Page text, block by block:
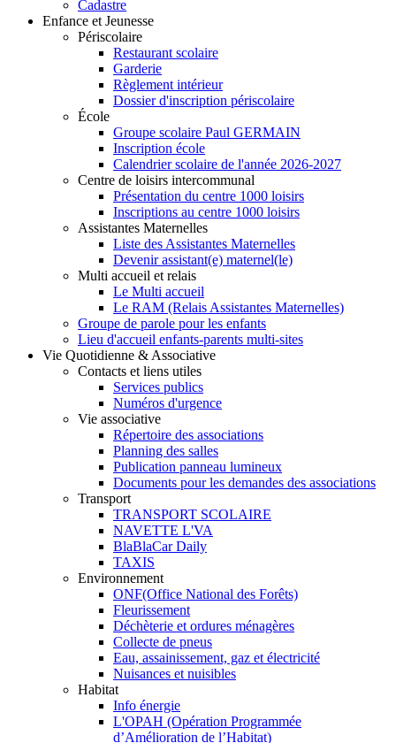
Cadastre
Enfance et Jeunesse
Périscolaire
Restaurant scolaire
Garderie
Règlement intérieur
Dossier d'inscription périscolaire
École
Groupe scolaire Paul GERMAIN
Inscription école
Calendrier scolaire de l'année 2026-2027
Centre de loisirs intercommunal
Présentation du centre 1000 loisirs
Inscriptions au centre 1000 loisirs
Assistantes Maternelles
Liste des Assistantes Maternelles
Devenir assistant(e) maternel(le)
Multi accueil et relais
Le Multi accueil
Le RAM (Relais Assistantes Maternelles)
Groupe de parole pour les enfants
Lieu d'accueil enfants-parents multi-sites
Vie Quotidienne & Associative
Contacts et liens utiles
Services publics
Numéros d'urgence
Vie associative
Répertoire des associations
Planning des salles
Publication panneau lumineux
Documents pour les demandes des associations
Transport
TRANSPORT SCOLAIRE
NAVETTE L'VA
BlaBlaCar Daily
TAXIS
Environnement
ONF(Office National des Forêts)
Fleurissement
Déchèterie et ordures ménagères
Collecte de pneus
Eau, assainissement, gaz et électricité
Nuisances et nuisibles
Habitat
Info énergie
L'OPAH (Opération Programmée
d’Amélioration de l’Habitat)